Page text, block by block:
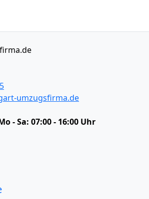
umzugsfirma.de
- Sa: 07:00 - 16:00 Uhr